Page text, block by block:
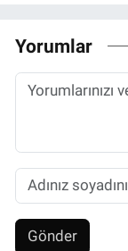
Yorumlar
Gönder